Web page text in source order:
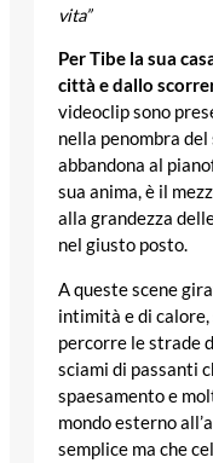
vita”
Per Tibe la sua
città e dallo
videoclip sono
nella penombra
abbandona al
sua anima, è il
alla grandezza
nel giusto posto.
A queste scene
intimità e di
percorre le strade
sciami di passanti
spaesamento e
mondo esterno
semplice ma che